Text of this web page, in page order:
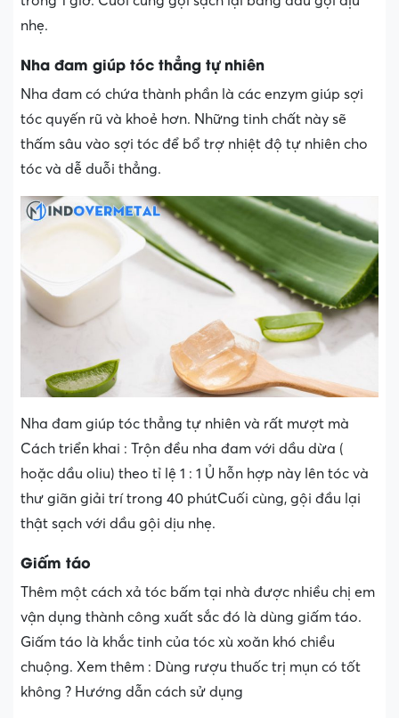
nhẹ.
Nha đam giúp tóc thẳng tự nhiên
Nha đam có chứa thành phần là các enzym giúp sợi
tóc quyến rũ và khoẻ hơn. Những tinh chất này sẽ
thấm sâu vào sợi tóc để bổ trợ nhiệt độ tự nhiên cho
tóc và dễ duỗi thẳng.
Nha đam giúp tóc thẳng tự nhiên và rất mượt mà
Cách triển khai : Trộn đều nha đam với dầu dừa (
hoặc dầu oliu) theo tỉ lệ 1 : 1 Ủ hỗn hợp này lên tóc và
thư giãn giải trí trong 40 phútCuối cùng, gội đầu lại
thật sạch với dầu gội dịu nhẹ.
Giấm táo
Thêm một cách xả tóc bấm tại nhà được nhiều chị em
vận dụng thành công xuất sắc đó là dùng giấm táo.
Giấm táo là khắc tinh của tóc xù xoăn khó chiều
chuộng. Xem thêm : Dùng rượu thuốc trị mụn có tốt
không ? Hướng dẫn cách sử dụng